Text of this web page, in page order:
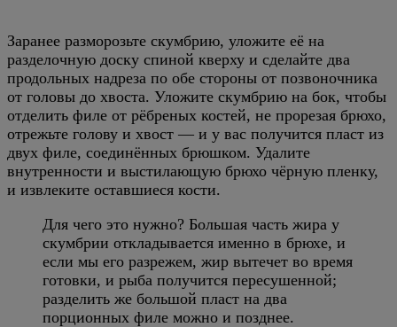
Заранее разморозьте скумбрию, уложите её на
разделочную доску спиной кверху и сделайте два
продольных надреза по обе стороны от позвоночника
от головы до хвоста. Уложите скумбрию на бок, чтобы
отделить филе от рёбреных костей, не прорезая брюхо,
отрежьте голову и хвост — и у вас получится пласт из
двух филе, соединённых брюшком. Удалите
внутренности и выстилающую брюхо чёрную пленку,
и извлеките оставшиеся кости.
Для чего это нужно? Большая часть жира у
скумбрии откладывается именно в брюхе, и
если мы его разрежем, жир вытечет во время
готовки, и рыба получится пересушенной;
разделить же большой пласт на два
порционных филе можно и позднее.